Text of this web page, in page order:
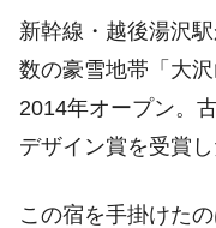
新幹線・越後湯沢
数の豪雪地帯「大
2014年オープン。
デザイン賞を受賞
この宿を手掛けた